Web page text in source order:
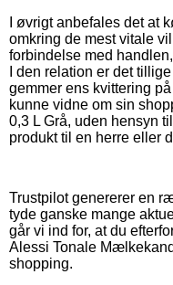
I øvrigt anbefales det at
omkring de mest vitale
forbindelse med
I den relation er det
gemmer ens kvittering
kunne vidne om sin
0,3 L Grå, uden hensyn
produkt til en herre eller
Trustpilot genererer en
tyde ganske mange
går vi ind for, at du
Alessi Tonale
shopping.